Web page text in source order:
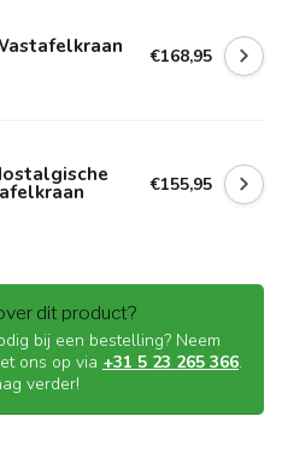
€168,95
€155,95
dit product?
bij een bestelling? Neem
ons op via +31 5 23 265 366.
verder!